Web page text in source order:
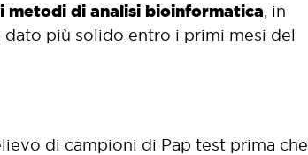
metodi di analisi bioinformatica, in
più solido entro i primi mesi del
di campioni di Pap test prima che